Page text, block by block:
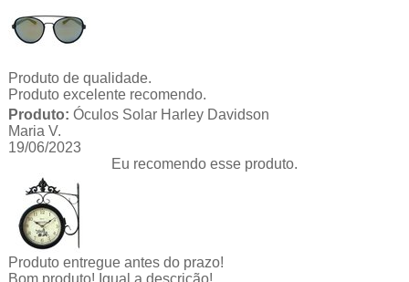
Produto de qualidade.
Produto excelente recomendo.
Produto: Óculos Solar Harley Davidson
Maria V.
19/06/2023
Eu recomendo esse produto.
Produto entregue antes do prazo!